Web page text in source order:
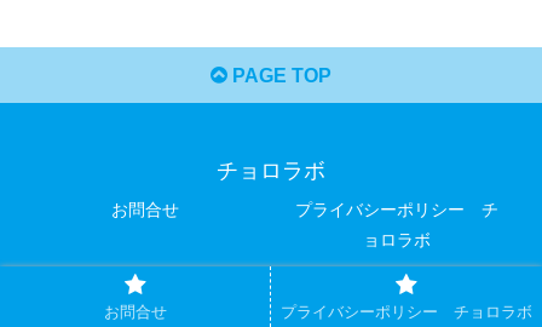
PAGE TOP
チョロラボ
お問合せ
プライバシーポリシー チ
ョロラボ
© 2020 チョロラボ.
お問合せ プライバシーポリシー チョロラボ